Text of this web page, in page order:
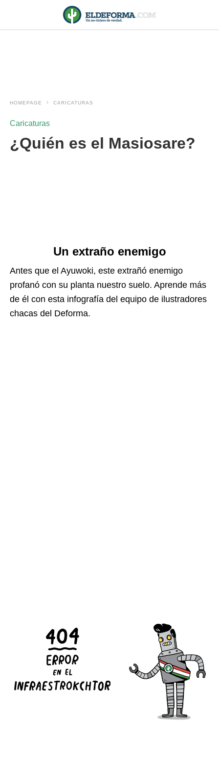
HOMEPAGE CARICATURAS
Caricaturas
¿Quién es el Masiosare?
Un extraño enemigo
Antes que el Ayuwoki, este extrañó enemigo
profanó con su planta nuestro suelo. Aprende más
de él con esta infografía del equipo de ilustradores
chacas del Deforma.